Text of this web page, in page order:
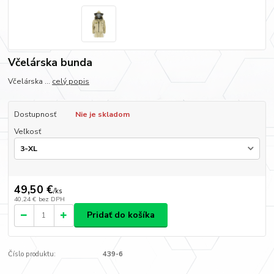
Včelárska bunda
Včelárska ... celý popis
Dostupnosť
Nie je skladom
Veľkosť
49,50 €/ks
40,24 € bez DPH
Pridať do košíka
Číslo produktu: 439-6